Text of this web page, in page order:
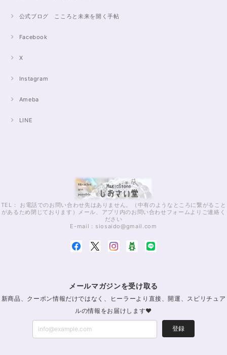
公式ブログ こころと未来を開く手帖
Facebook
X
Instagram
Ameba
LINE
TEL： お電話でのお問い合わせ先はありません。（中有のようなところに繋がること
があるため閉じております）メール、アプリ内のお問い合わせフォームよりご連絡く
ださい
E-mail： siosaido@gmail.com
メールマガジンを受け取る
新商品、クーポン情報だけではなく、ヒーラーより直接、開運、スピリチュア
ルの情報をお届けします♥
登録